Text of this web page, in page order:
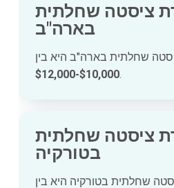
ציסטה שחלתית
בארה"ב
שחלתית בארה"ב היא בין
$10,000-$12,000.
ציסטה שחלתית
בטורקיה
שחלתית בטורקיה היא בין